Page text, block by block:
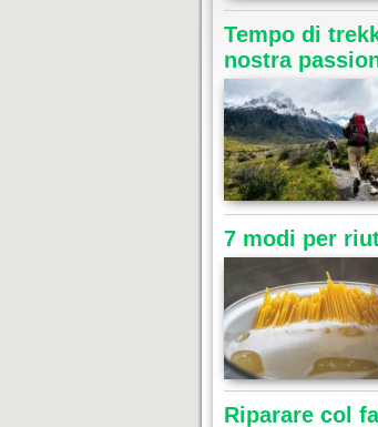
Tempo di
nostra
7 modi per
Riparare col